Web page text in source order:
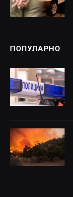
ПОПУЛАРНО